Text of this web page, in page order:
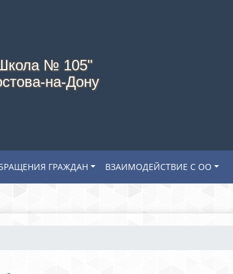
№ 105"
на-Дону
ГРАЖДАН ВЗАИМОДЕЙСТВИЕ С ОО